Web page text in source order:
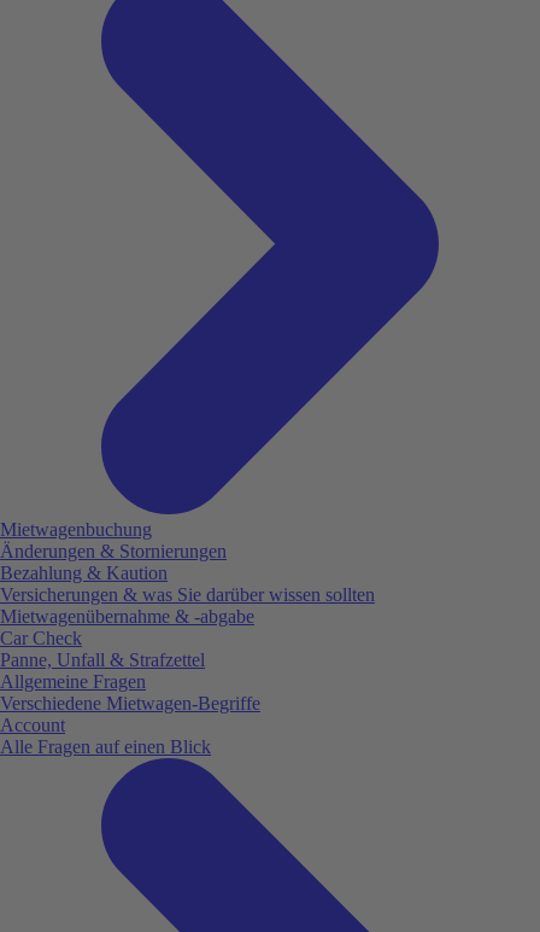
Mietwagenbuchung
Änderungen & Stornierungen
Bezahlung & Kaution
Versicherungen & was Sie darüber wissen sollten
Mietwagenübernahme & -abgabe
Car Check
Panne, Unfall & Strafzettel
Allgemeine Fragen
Verschiedene Mietwagen-Begriffe
Account
Alle Fragen auf einen Blick